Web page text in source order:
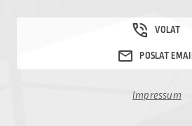
Impressum